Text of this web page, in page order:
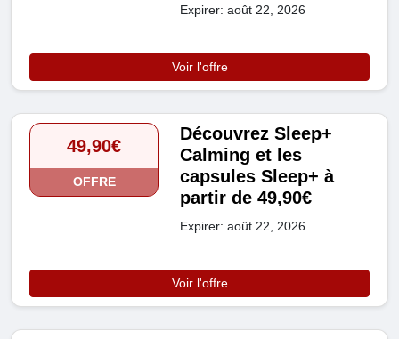
Expirer: août 22, 2026
Voir l'offre
49,90€
OFFRE
Découvrez Sleep+
Calming et les
capsules Sleep+ à
partir de 49,90€
Expirer: août 22, 2026
Voir l'offre